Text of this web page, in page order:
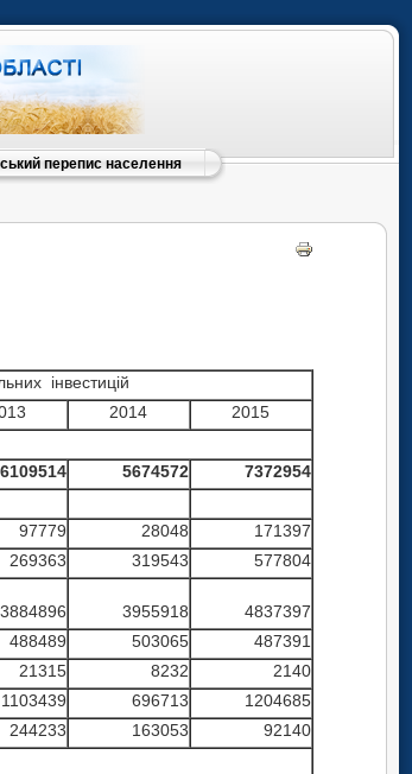
перепис населення
інвестицій
2014
2015
6109514 5674572
7372954
97779 28048
171397
269363 319543
577804
3884896 3955918
4837397
488489 503065
487391
21315 8232
2140
1103439 696713
1204685
244233 163053
92140